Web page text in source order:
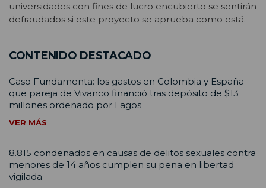
universidades con fines de lucro encubierto se sentirán
defraudados si este proyecto se aprueba como está.
CONTENIDO DESTACADO
Caso Fundamenta: los gastos en Colombia y España
que pareja de Vivanco financió tras depósito de $13
millones ordenado por Lagos
VER MÁS
8.815 condenados en causas de delitos sexuales contra
menores de 14 años cumplen su pena en libertad
vigilada